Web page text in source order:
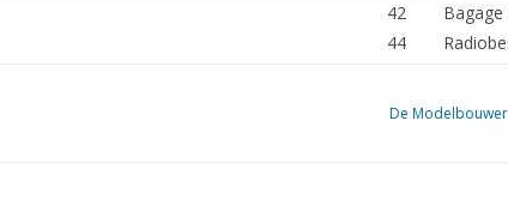
42
44
De Modelbouwer